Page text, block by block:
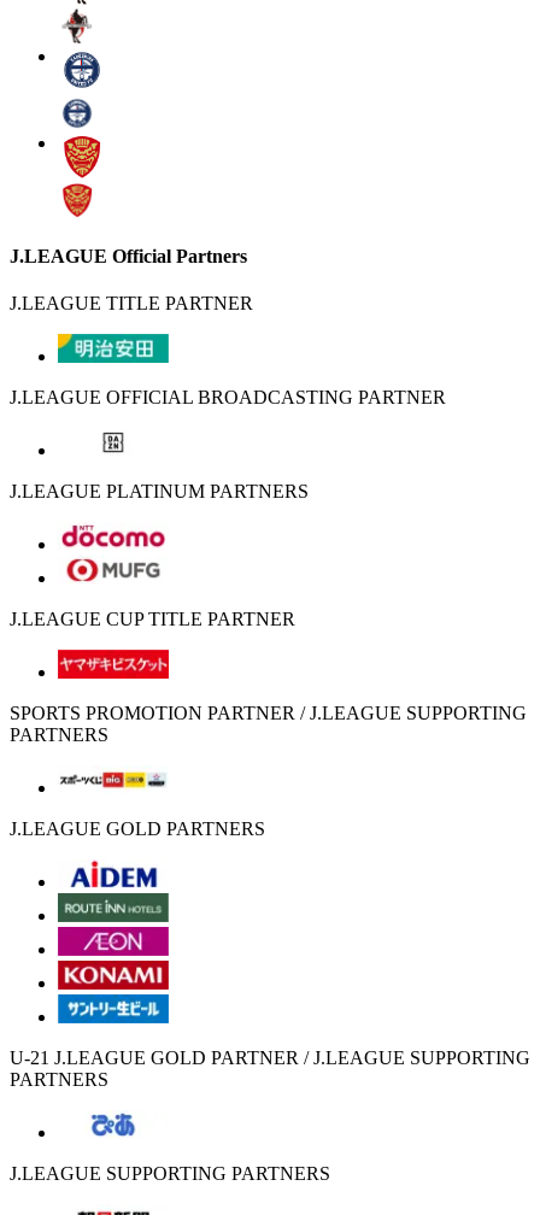
J.LEAGUE Official Partners
J.LEAGUE TITLE PARTNER
J.LEAGUE OFFICIAL BROADCASTING PARTNER
J.LEAGUE PLATINUM PARTNERS
J.LEAGUE CUP TITLE PARTNER
SPORTS PROMOTION PARTNER / J.LEAGUE SUPPORTING
PARTNERS
J.LEAGUE GOLD PARTNERS
U-21 J.LEAGUE GOLD PARTNER / J.LEAGUE SUPPORTING
PARTNERS
J.LEAGUE SUPPORTING PARTNERS